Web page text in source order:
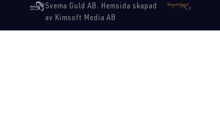
Svema Guld AB. Hemsida skapad
av Kimsoft Media AB